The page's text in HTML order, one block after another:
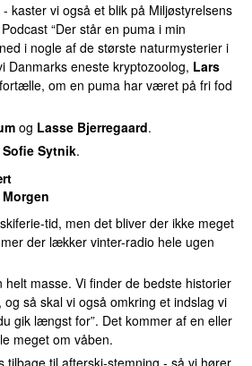
kaster vi også et blik på Miljøstyrelsens
“Der står en puma i min
i nogle af de største naturmysterier i
Danmarks eneste kryptozoolog, Lars
om en puma har været på fri fod
og Lasse Bjerregaard.
Sofie Sytnik.
Morgen
tid, men det bliver der ikke meget
der lækker vinter-radio hele ugen
helt masse. Vi finder de bedste historier
så skal vi også omkring et indslag vi
gik længst for”. Det kommer af en eller
meget om våben.